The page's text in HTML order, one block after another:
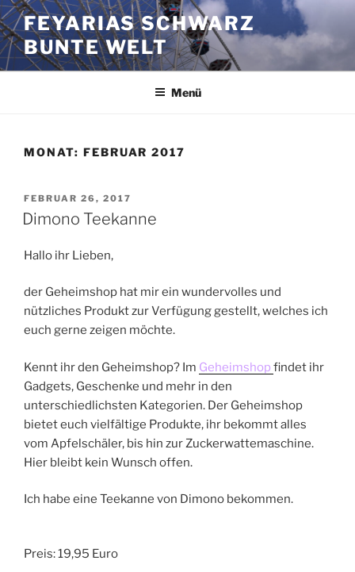
Zum
Inhalt
springen
FEYARIAS SCHWARZ
BUNTE WELT
Menü
MONAT: FEBRUAR 2017
VERÖFFENTLICHT
AM
FEBRUAR 26, 2017
Dimono Teekanne
Hallo ihr Lieben,
der Geheimshop hat mir ein wundervolles und
nützliches Produkt zur Verfügung gestellt, welches ich
euch gerne zeigen möchte.
Kennt ihr den Geheimshop? Im Geheimshop findet ihr
Gadgets, Geschenke und mehr in den
unterschiedlichsten Kategorien. Der Geheimshop
bietet euch vielfältige Produkte, ihr bekommt alles
vom Apfelschäler, bis hin zur Zuckerwattemaschine.
Hier bleibt kein Wunsch offen.
Ich habe eine Teekanne von Dimono bekommen.
Preis: 19,95 Euro